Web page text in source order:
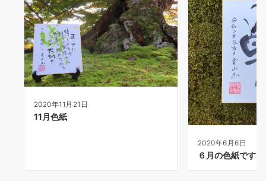
2020年11月21日
11月色紙
2020年6月6日
６月の色紙です